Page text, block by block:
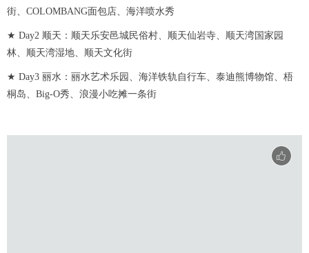
街、COLOMBANG面包店、海洋喷水秀
★ Day2 顺天：顺天乐安邑城民俗村、顺天仙岩寺、顺天湾国家园
林、顺天湾湿地、顺天文化街
★ Day3 丽水：丽水艺术乐园、海洋铁轨自行车、泰迪熊博物馆、梧
桐岛、Big-O秀、浪漫小吃摊一条街